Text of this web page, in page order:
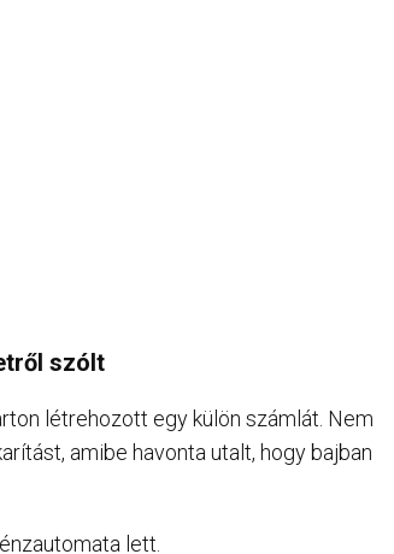
szólt
létrehozott egy külön számlát. Nem
amibe havonta utalt, hogy bajban
lett.